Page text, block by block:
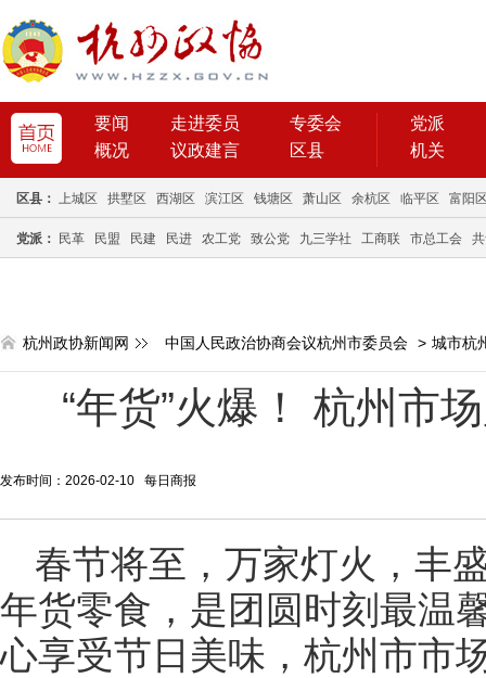
要闻 走进委员
专委会
概况
议政建言 区县
党派
机关
区县： 上城区 拱墅区 西湖区 滨江区 钱塘区 萧山区 余杭区 临平区 富阳
党派： 民革 民盟 民建 民进 农工党 致公党 九三学社 工商联 市总工会
杭州政协新闻网 中国人民政治协商会议杭州市委员会 > 城市杭
“年货”火爆！ 杭州市
发布时间：2026-02-10 每日商报
春节将至，万家灯火，丰
年货零食，是团圆时刻最温
心享受节日美味，杭州市市